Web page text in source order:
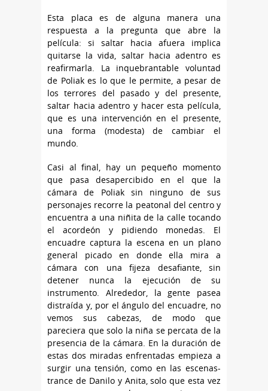
Esta placa es de alguna manera una
respuesta a la pregunta que abre la
película: si saltar hacia afuera implica
quitarse la vida, saltar hacia adentro es
reafirmarla. La inquebrantable voluntad
de Poliak es lo que le permite, a pesar de
los terrores del pasado y del presente,
saltar hacia adentro y hacer esta película,
que es una intervención en el presente,
una forma (modesta) de cambiar el
mundo.
Casi al final, hay un pequeño momento
que pasa desapercibido en el que la
cámara de Poliak sin ninguno de sus
personajes recorre la peatonal del centro y
encuentra a una niñita de la calle tocando
el acordeón y pidiendo monedas. El
encuadre captura la escena en un plano
general picado en donde ella mira a
cámara con una fijeza desafiante, sin
detener nunca la ejecución de su
instrumento. Alrededor, la gente pasea
distraída y, por el ángulo del encuadre, no
vemos sus cabezas, de modo que
pareciera que solo la niña se percata de la
presencia de la cámara. En la duración de
estas dos miradas enfrentadas empieza a
surgir una tensión, como en las escenas-
trance de Danilo y Anita, solo que esta vez